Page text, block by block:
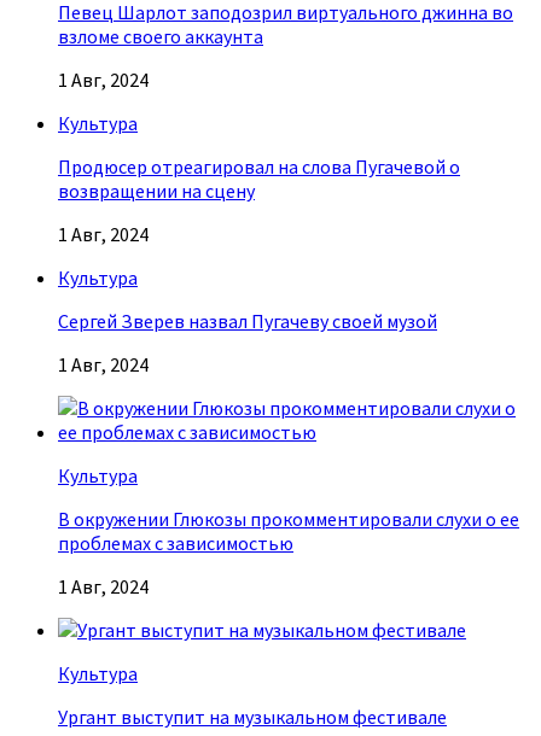
Певец Шарлот заподозрил виртуального джинна во
взломе своего аккаунта
1 Авг, 2024
Культура
Продюсер отреагировал на слова Пугачевой о
возвращении на сцену
1 Авг, 2024
Культура
Сергей Зверев назвал Пугачеву своей музой
1 Авг, 2024
Культура
В окружении Глюкозы прокомментировали слухи о ее
проблемах с зависимостью
1 Авг, 2024
Культура
Ургант выступит на музыкальном фестивале